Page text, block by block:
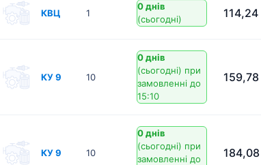
КВЦ 1
0 днів
(сьогодні)
114,24
КУ 9 10
0 днів
(сьогодні) при
замовленні до
15:10
159,78
КУ 9 10
0 днів
(сьогодні) при
замовленні до
184,08